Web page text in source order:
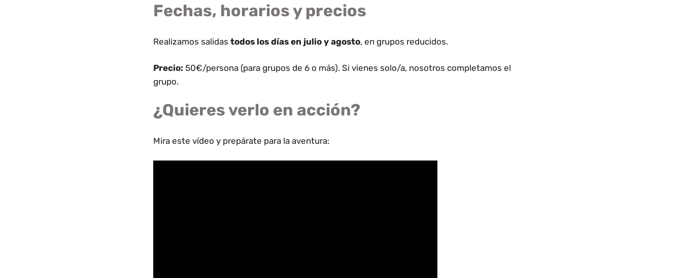
Fechas, horarios y precios
Realizamos salidas todos los días en julio y agosto, en grupos reducidos.
Precio: 50€/persona (para grupos de 6 o más). Si vienes solo/a, nosotros completamos el
grupo.
¿Quieres verlo en acción?
Mira este vídeo y prepárate para la aventura: